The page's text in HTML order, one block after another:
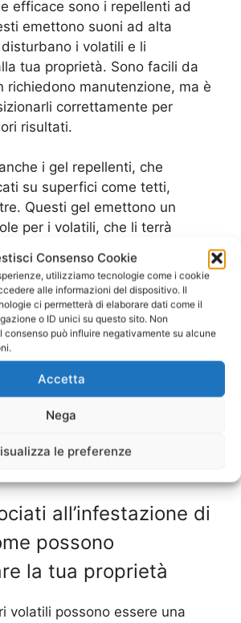
Consenso Cookie
utilizziamo tecnologie come i cookie
alle informazioni del dispositivo. Il
ci permetterà di elaborare dati come il
o ID unici su questo sito. Non
consenso può influire negativamente su alcune
Accetta
Nega
le preferenze
efficace sono i repellenti ad
emettono suoni ad alta
i volatili e li
tua proprietà. Sono facili da
richiedono manutenzione, ma è
correttamente per
risultati.
i gel repellenti, che
su superfici come tetti,
Questi gel emettono un
per i volatili, che li terrà
regolarmente per
efficacia.
per proteggere la tua proprietà
è importante utilizzare
i repellenti ad ultrasuoni e i
solo alcune delle opzioni
il prodotto più adatto alle tue
correttamente per
all’infestazione di
possono
la tua proprietà
volatili possono essere una